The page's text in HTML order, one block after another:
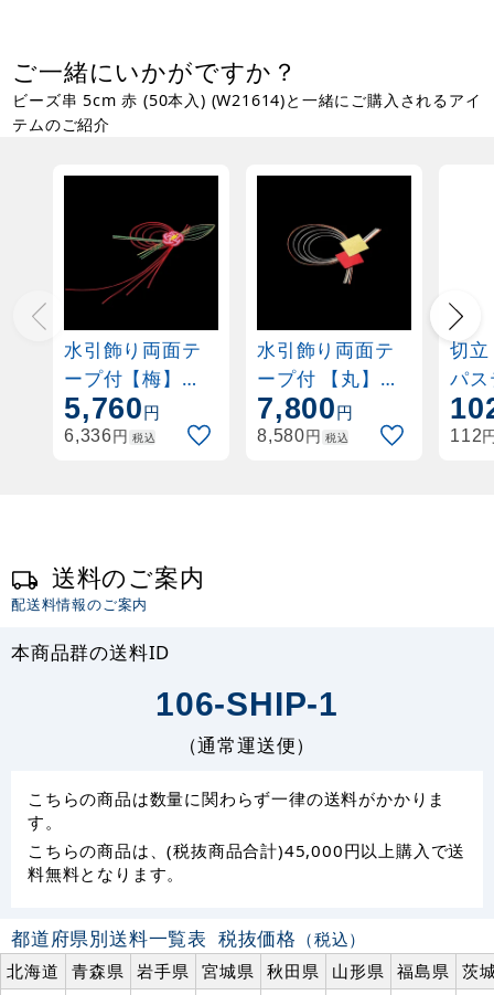
ご一緒にいかがですか？
ビーズ串 5cm 赤 (50本入) (W21614)と一緒にご購入されるアイ
テムのご紹介
水引飾り両面テ
ープ付【梅】
(100ヶ入)
(W25808)
5,760円
6,336円 税込
水引飾り両面テ
ープ付 【丸】
(100ヶ入)
(W63806)
7,800円
8,580円 税込
切
パ
112
送料のご案内
配送料情報のご案内
本商品群の送料ID
106-SHIP-1
（通常運送便）
こちらの商品は数量に関わらず一律の送料がかかりま
す。
こちらの商品は、(税抜商品合計)45,000円以上購入で送
料無料となります。
都道府県別送料一覧表 税抜価格 （税込）
北海道
青森県 岩手県 宮城県 秋田県 山形県 福島県 茨